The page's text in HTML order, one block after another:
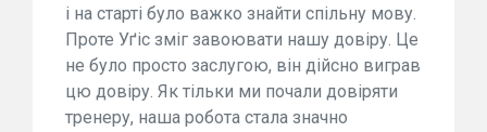
і на старті було важко знайти спільну мову.
Проте Уґіс зміг завоювати нашу довіру. Це
не було просто заслугою, він дійсно виграв
цю довіру. Як тільки ми почали довіряти
тренеру, наша робота стала значно